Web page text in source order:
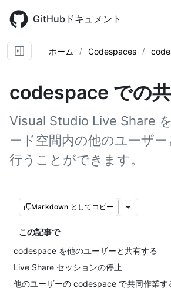
main
content
GitHubドキュメント
ホーム Codespaces
codespace での
Visual Studio Live Share
ード空間内の他のユーザー
行うことができます。
Markdown としてコピー
この記事で
codespace を他のユーザーと共有する
Live Share セッションの停止
他のユーザーの codespace で共同作業す